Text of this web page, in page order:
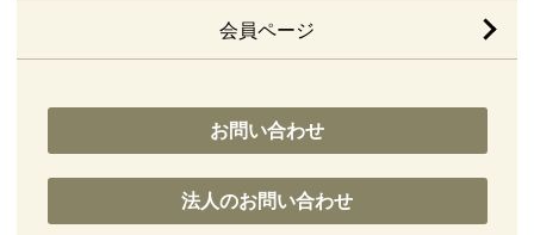
会員ページ
お問い合わせ
法人のお問い合わせ